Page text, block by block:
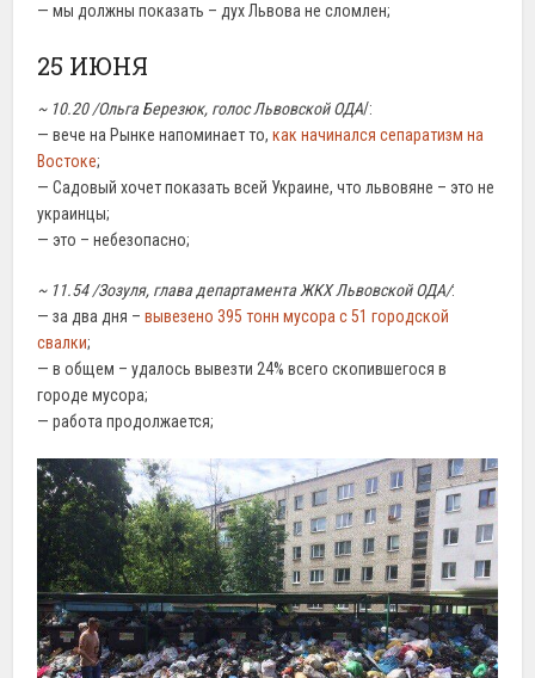
— мы должны показать – дух Львова не сломлен;
25 ИЮНЯ
~ 10.20 /Ольга Березюк, голос Львовской ОДА/:
— вече на Рынке напоминает то,как начинался сепаратизм на
Востоке;
— Садовый хочет показать всей Украине, что львовяне – это не
украинцы;
— это – небезопасно;
~ 11.54 /Зозуля, глава департамента ЖКХ Львовской ОДА/:
— за два дня –вывезено 395 тонн мусора с 51 городской
свалки;
— в общем – удалось вывезти 24% всего скопившегося в
городе мусора;
— работа продолжается;